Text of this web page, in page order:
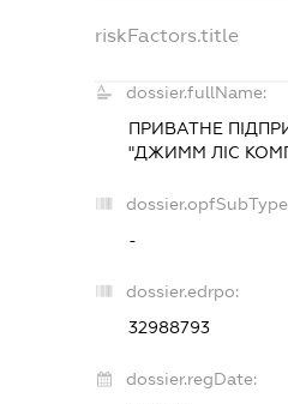
riskFactors.title
dossier.fullName:
ПРИВАТНЕ
"ДЖИММ ЛІС
-
dossier.edrpo:
32988793
dossier.regDate: